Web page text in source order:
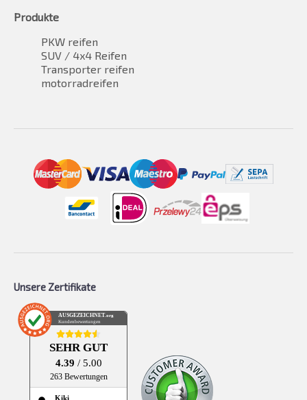
Produkte
PKW reifen
SUV / 4x4 Reifen
Transporter reifen
motorradreifen
Unsere Zertifikate
AUSGEZEICHNET .org
Kundenbewertungen
SEHR GUT
4.39 / 5.00
263 Bewertungen
Kiki